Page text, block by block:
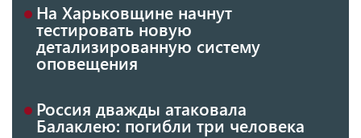
На Харьковщине начнут
тестировать новую
детализированную систему
оповещения
Россия дважды атаковала
Балаклею: погибли три человека